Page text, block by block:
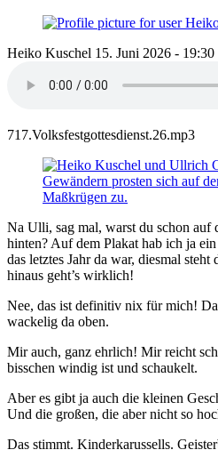
Heiko Kuschel 15. Juni 2026 - 19:30
717.Volksfestgottesdienst.26.mp3
Na Ulli, sag mal, warst du schon auf
hinten? Auf dem Plakat hab ich ja
das letztes Jahr da war, diesmal
hinaus geht’s wirklich!
Nee, das ist definitiv nix für mich!
wackelig da oben.
Mir auch, ganz ehrlich! Mir reicht
bisschen windig ist und schaukelt.
Aber es gibt ja auch die kleinen
Und die großen, die aber nicht so
Das stimmt. Kinderkarussells.